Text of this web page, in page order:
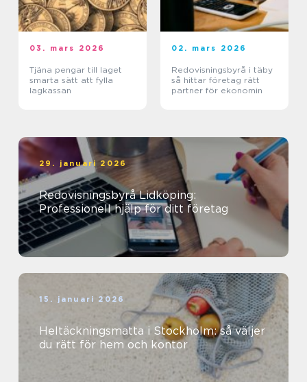
03. mars 2026
Tjäna pengar till laget
smarta sätt att fylla
lagkassan
02. mars 2026
Redovisningsbyrå i täby
så hittar företag rätt
partner för ekonomin
29. januari 2026
Redovisningsbyrå Lidköping:
Professionell hjälp för ditt företag
15. januari 2026
Heltäckningsmatta i Stockholm: så väljer
du rätt för hem och kontor